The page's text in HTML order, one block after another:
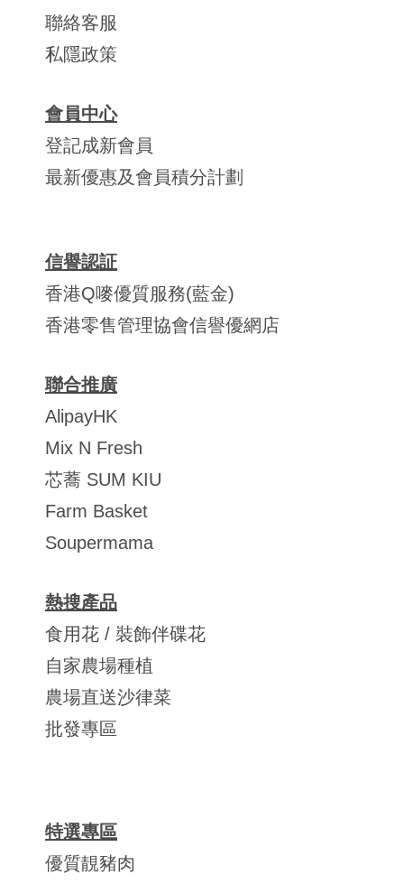
聯絡客服
私隱政策
會員中心
登記成新會員
最新優惠及會員積分計劃
信譽認証
香港Q嘜優質服務(藍金)
香港零售管理協會信譽優網店
聯合推廣
AlipayHK
Mix N Fresh
芯蕎 SUM KIU
Farm Basket
Soupermama
熱搜產品
食用花 / 裝飾伴碟花
自家農場種植
農場直送沙律菜
批發專區
特選專區
優質靚豬肉